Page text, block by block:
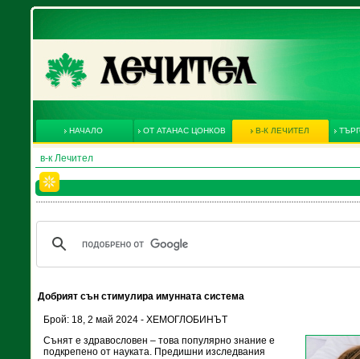
НАЧАЛО ОТ АТАНАС ЦОНКОВ В-К ЛЕЧИТЕЛ
в-к Лечител
Добрият сън стимулира имунната система
Брой: 18, 2 май 2024 - ХЕМОГЛОБИНЪТ
Сънят е здравословен – това популярно знание е
подкрепено от науката. Предишни изследвания